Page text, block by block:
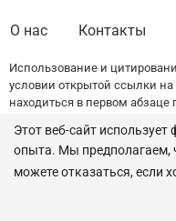
О нас Контакты
Использование и
условии открытой ссылки
находиться в первом
© 2022 — All Rights
Этот веб-сайт
опыта. Мы предполагаем,
можете отказаться, если